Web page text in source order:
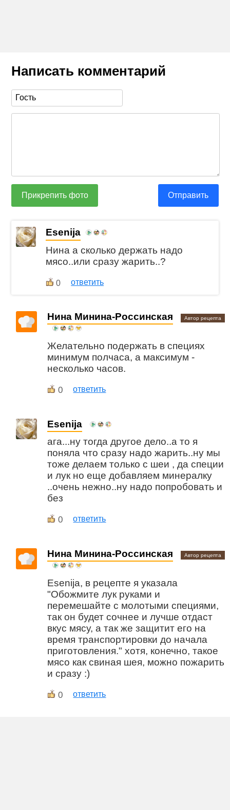
Написать комментарий
Прикрепить фото Отправить
Esenija
Нина а сколько держать надо
мясо..или сразу жарить..?
0 ответить
Нина Минина-Россинская Автор рецепта
Желательно подержать в специях
минимум полчаса, а максимум -
несколько часов.
0 ответить
Esenija
ага...ну тогда другое дело..а то я
поняла что сразу надо жарить..ну мы
тоже делаем только с шеи , да специи
и лук но еще добавляем минералку
..очень нежно..ну надо попробовать и
без
0 ответить
Нина Минина-Россинская Автор рецепта
Esenija, в рецепте я указала
"Обожмите лук руками и
перемешайте с молотыми специями,
так он будет сочнее и лучше отдаст
вкус мясу, а так же защитит его на
время транспортировки до начала
приготовления." хотя, конечно, такое
мясо как свиная шея, можно пожарить
и сразу :)
0 ответить